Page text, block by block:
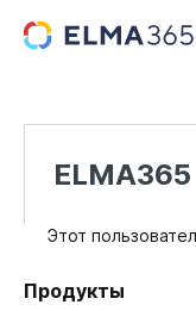
...
Этот
Продукты